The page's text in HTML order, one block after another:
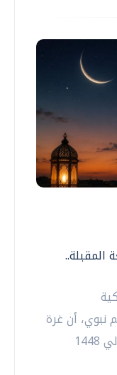
المقبلة..
نبوي، أن غرة
شهر ربيع الأول للعام الهجري الحالي 1448